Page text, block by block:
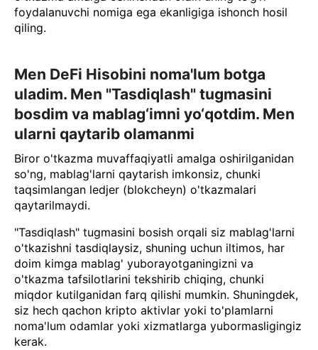
foydalanuvchi nomiga ega ekanligiga ishonch hosil
qiling.
Men DeFi Hisobini noma'lum botga
uladim. Men "Tasdiqlash" tugmasini
bosdim va mablag‘imni yo‘qotdim. Men
ularni qaytarib olamanmi
Biror o'tkazma muvaffaqiyatli amalga oshirilganidan
so'ng, mablag'larni qaytarish imkonsiz, chunki
taqsimlangan ledjer (blokcheyn) o'tkazmalari
qaytarilmaydi.
"Tasdiqlash" tugmasini bosish orqali siz mablag'larni
o'tkazishni tasdiqlaysiz, shuning uchun iltimos, har
doim kimga mablag' yuborayotganingizni va
o'tkazma tafsilotlarini tekshirib chiqing, chunki
miqdor kutilganidan farq qilishi mumkin. Shuningdek,
siz hech qachon kripto aktivlar yoki to'plamlarni
noma'lum odamlar yoki xizmatlarga yubormasligingiz
kerak.